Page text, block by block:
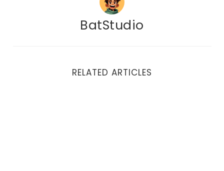
BatStudio
RELATED ARTICLES